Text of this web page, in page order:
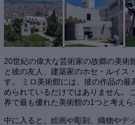
20世紀の偉大な芸術家の故郷の美術
と彼の友人、建築家のホセ・ルイス
す。 ミロ美術館には、彼の作品の最
められているだけではありません。
界で最も優れた美術館の1つと考えら
中に入ると、絵画や彫刻、織物やデ